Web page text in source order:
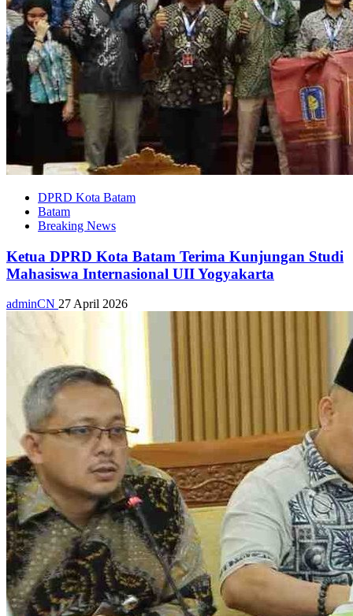
DPRD Kota Batam
Batam
Breaking News
Ketua DPRD Kota Batam Terima Kunjungan Studi
Mahasiswa Internasional UII Yogyakarta
adminCN 27 April 2026